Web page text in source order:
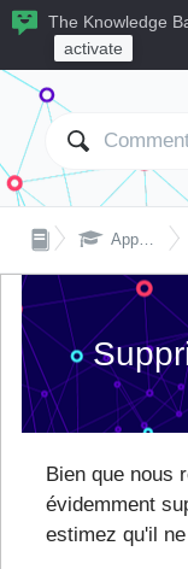
The Knowledge
activate
 Apprendre avec atingi
Bien que nous
évidemment
estimez qu'il